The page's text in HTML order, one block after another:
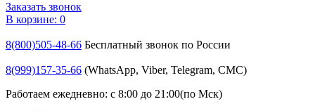
Заказать звонок
В корзине: 0
8(800)505-48-66 Бесплатный звонок по России
8(999)157-35-66 (WhatsApp, Viber, Telegram, СМС)
Работаем ежедневно: с 8:00 до 21:00(по Мск)